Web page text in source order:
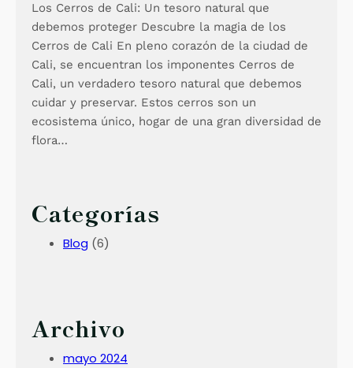
Los Cerros de Cali: Un tesoro natural que
debemos proteger Descubre la magia de los
Cerros de Cali En pleno corazón de la ciudad de
Cali, se encuentran los imponentes Cerros de
Cali, un verdadero tesoro natural que debemos
cuidar y preservar. Estos cerros son un
ecosistema único, hogar de una gran diversidad de
flora…
Categorías
Blog (6)
Archivo
mayo 2024